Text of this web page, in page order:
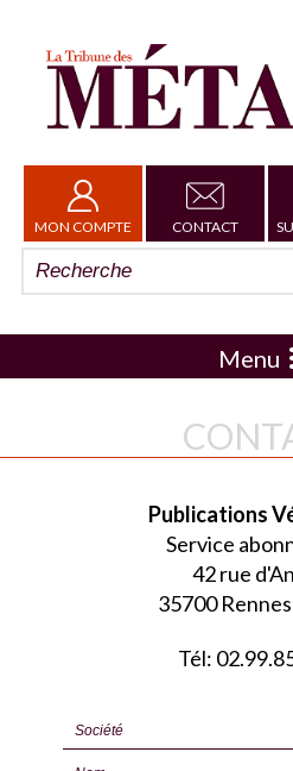
MON COMPTE CONTACT
Menu
Publications
Service
42 rue
35700
Tél: